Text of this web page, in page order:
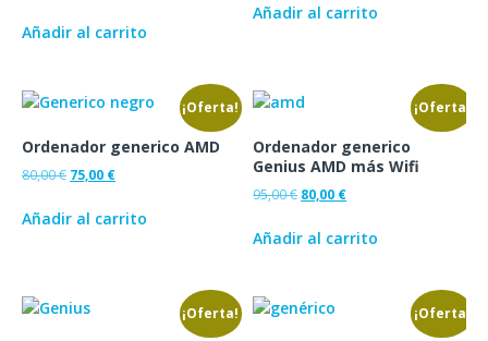
Añadir al carrito
Añadir al carrito
¡Oferta!
Ordenador generico AMD
80,00€ 75,00 €
Añadir al carrito
¡Oferta!
Ordenador generico
Genius AMD más Wifi
95,00€ 80,00 €
Añadir al carrito
¡Oferta! ¡Oferta!